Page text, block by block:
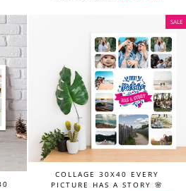
SALE
COLLAGE 30X40 EVERY
PICTURE HAS A STORY 🌸